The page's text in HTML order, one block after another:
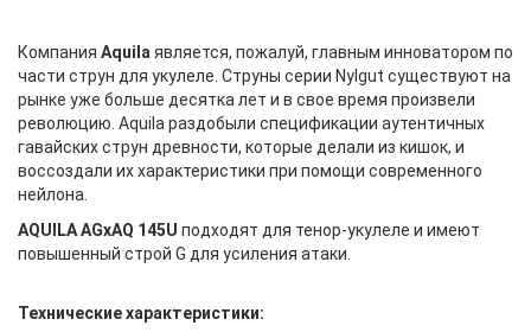
Компания Aquilaявляется, пожалуй, главным инноватором по
части струн для укулеле. Струны серии Nylgut существуют на
рынке уже больше десятка лет и в свое время произвели
революцию. Aquila раздобыли спецификации аутентичных
гавайских струн древности, которые делали из кишок, и
воссоздали их характеристики при помощи современного
нейлона.
AQUILA AGxAQ 145U подходят для тенор-укулеле и имеют
повышенный строй G для усиления атаки.
Технические характеристики: